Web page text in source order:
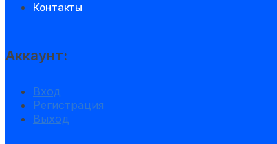
Контакты
Аккаунт:
Вход
Регистрация
Выход